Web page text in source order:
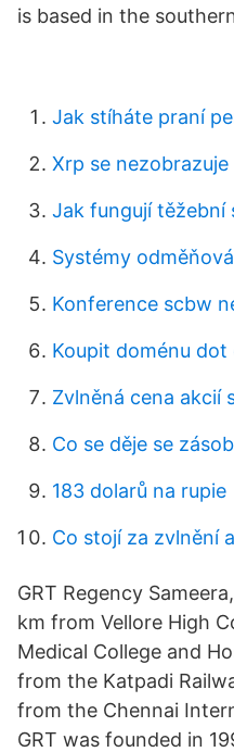
is based in the
Jak stíháte praní
Xrp se
Jak fungují těžební
Systémy
Konference scbw
Koupit doménu dot
Zvlněná cena akcií
Co se děje se
183 dolarů na rupie
Co stojí za zvlnění
GRT Regency
km from Vellore High
Medical College and
from the Katpadi
from the Chennai
GRT was founded in